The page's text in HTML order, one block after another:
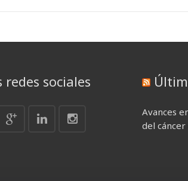
redes sociales
Avances
del